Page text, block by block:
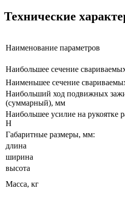
Технические
Наименование параметров
Наибольшее сечение
Наименьшее сечение
Наибольший ход подвижных
(суммарный), мм
Наибольшее усилие на рукоятке
H
Габаритные размеры, мм:
длина
ширина
высота
Масса, кг